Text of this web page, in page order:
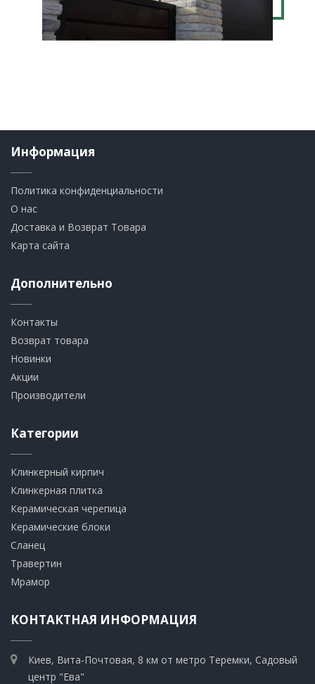
Информация
Политика конфиденциальности
О нас
Доставка и Возврат Товара
Карта сайта
Дополнительно
Контакты
Возврат товара
Новинки
Акции
Производители
Категории
Клинкерный кирпич​
​Клинкерная плитка
​Керамическая черепица
​Керамические блоки
​Сланец
Травертин​
​Мрамор
КОНТАКТНАЯ ИНФОРМАЦИЯ
Киев, Вита-Почтовая, 8 км от метро Теремки, Садовый
центр "Ева"